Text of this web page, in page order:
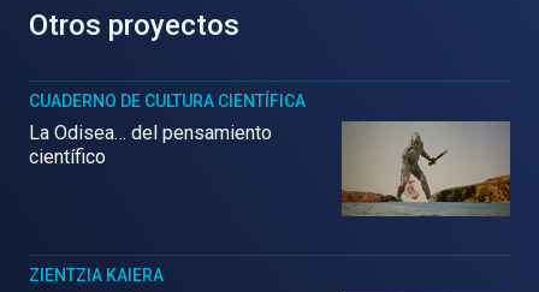
Otros proyectos
CUADERNO DE CULTURA CIENTÍFICA
La Odisea… del pensamiento
científico
ZIENTZIA KAIERA